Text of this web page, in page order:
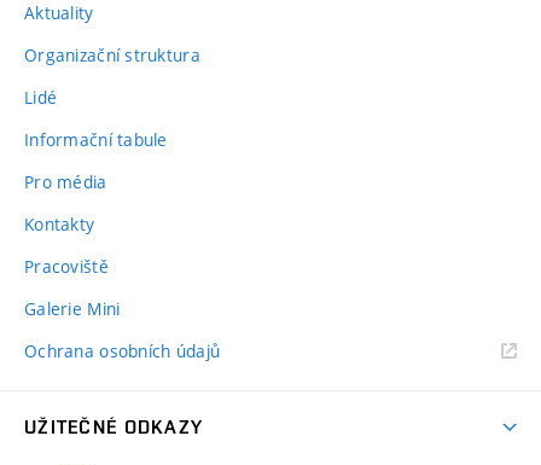
Aktuality
Organizační struktura
Lidé
Informační tabule
Pro média
Kontakty
Pracoviště
Galerie Mini
Ochrana osobních údajů
UŽITEČNÉ ODKAZY